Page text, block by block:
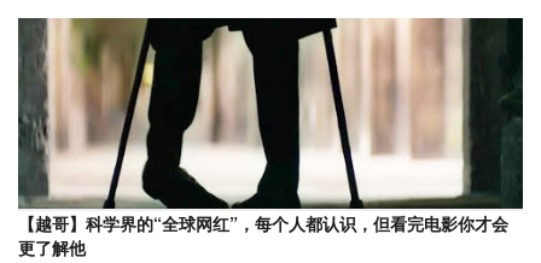
【越哥】科学界的“全球网红”，每个人都认识，但看完电影你才会
更了解他